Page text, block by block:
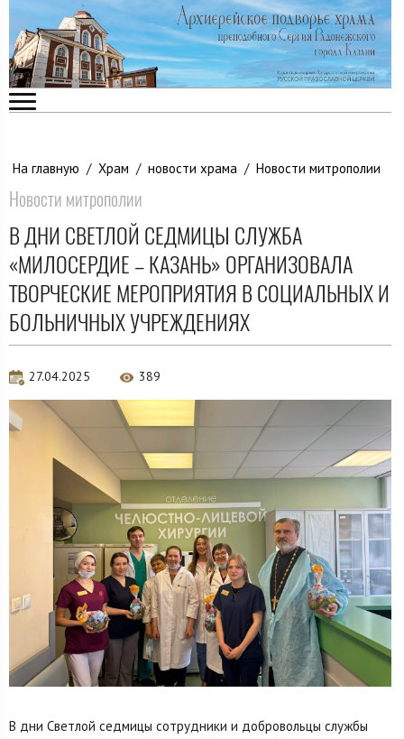
На главную / Храм / новости храма / Новости митрополии
Новости митрополии
В ДНИ СВЕТЛОЙ СЕДМИЦЫ СЛУЖБА
«МИЛОСЕРДИЕ – КАЗАНЬ» ОРГАНИЗОВАЛА
ТВОРЧЕСКИЕ МЕРОПРИЯТИЯ В СОЦИАЛЬНЫХ И
БОЛЬНИЧНЫХ УЧРЕЖДЕНИЯХ
27.04.2025 389
В дни Светлой седмицы сотрудники и добровольцы службы